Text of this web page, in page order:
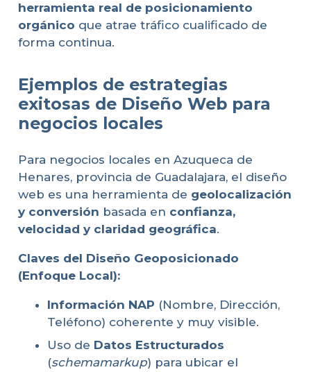
herramienta real de posicionamiento
orgánico que atrae tráfico cualificado de
forma continua.
Ejemplos de estrategias
exitosas de Diseño Web para
negocios locales
Para negocios locales en Azuqueca de
Henares, provincia de Guadalajara, el diseño
web es una herramienta de geolocalización
y conversión basada en confianza,
velocidad y claridad geográfica.
Claves del Diseño Geoposicionado
(Enfoque Local):
Información NAP (Nombre, Dirección,
Teléfono) coherente y muy visible.
Uso de Datos Estructurados
(schemamarkup) para ubicar el